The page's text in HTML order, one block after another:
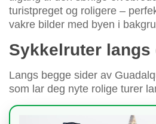
turistpreget og roligere –
vakre bilder med byen i
Sykkelruter langs
Langs begge sider av
som lar deg nyte rolige turer